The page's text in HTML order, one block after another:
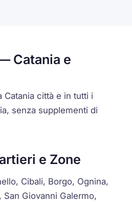
Catania e
Catania città e in tutti i
senza supplementi di
e Zone
Cibali, Borgo, Ognina,
Giovanni Galermo,